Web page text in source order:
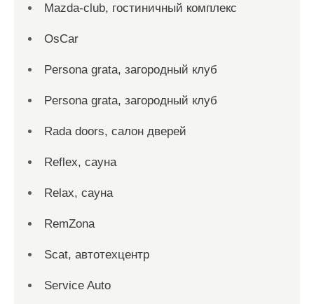
Mazda-club, гостиничный комплекс
OsCar
Persona grata, загородный клуб
Persona grata, загородный клуб
Rada doors, салон дверей
Reflex, сауна
Relax, сауна
RemZona
Scat, автотехцентр
Service Auto